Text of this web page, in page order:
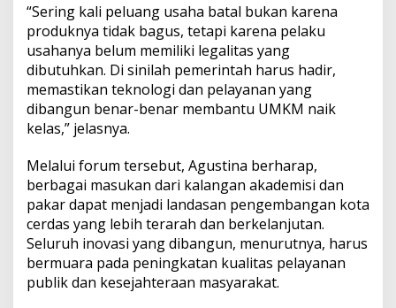
“Sering kali peluang usaha batal bukan karena
produknya tidak bagus, tetapi karena pelaku
usahanya belum memiliki legalitas yang
dibutuhkan. Di sinilah pemerintah harus hadir,
memastikan teknologi dan pelayanan yang
dibangun benar-benar membantu UMKM naik
kelas,” jelasnya.
Melalui forum tersebut, Agustina berharap,
berbagai masukan dari kalangan akademisi dan
pakar dapat menjadi landasan pengembangan kota
cerdas yang lebih terarah dan berkelanjutan.
Seluruh inovasi yang dibangun, menurutnya, harus
bermuara pada peningkatan kualitas pelayanan
publik dan kesejahteraan masyarakat.